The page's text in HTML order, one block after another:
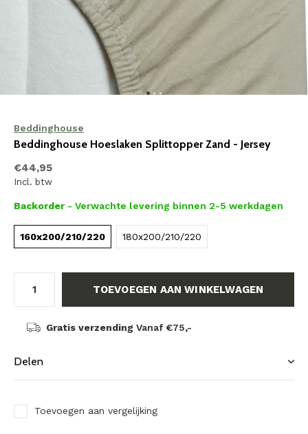
Beddinghouse
Beddinghouse Hoeslaken Splittopper Zand - Jersey
€44,95
Incl. btw
Backorder - Verwachte levering binnen 2-5 werkdagen
160x200/210/220 180x200/210/220
TOEVOEGEN AAN WINKELWAGEN
Gratis verzending Vanaf €75,-
Delen
Toevoegen aan vergelijking